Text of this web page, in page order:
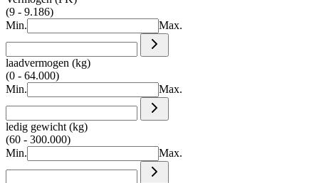
(9 - 9.186)
Min.
Max.
laadvermogen (kg)
(0 - 64.000)
Min.
Max.
ledig gewicht (kg)
(60 - 300.000)
Min.
Max.